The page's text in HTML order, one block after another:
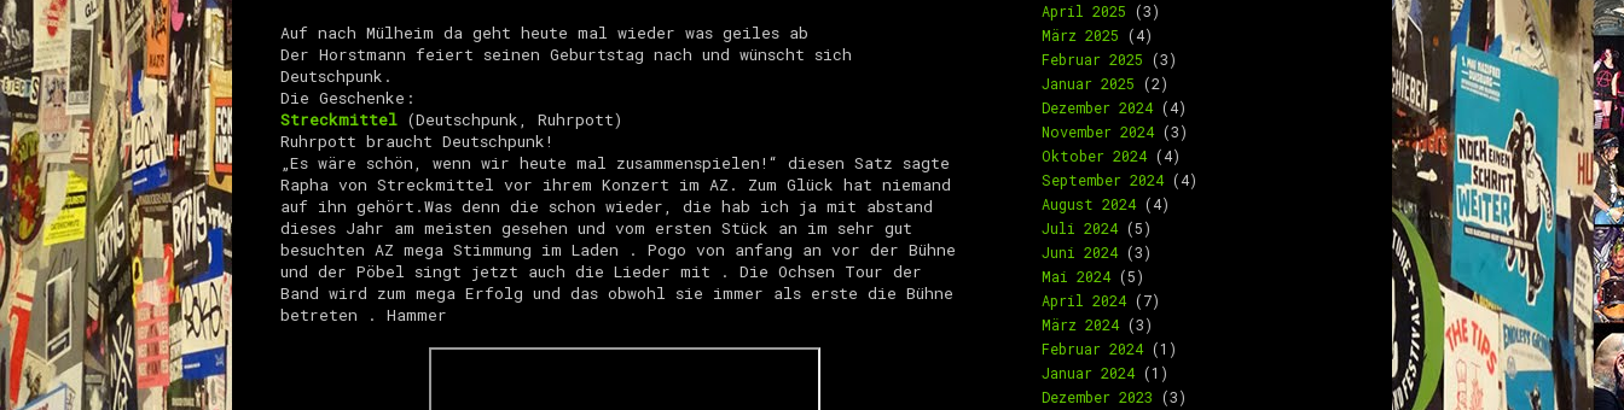
Auf nach Mülheim da geht heute mal wieder was geiles ab
Der Horstmann feiert seinen Geburtstag nach und wünscht sich
Deutschpunk.
Die Geschenke:
Streckmittel (Deutschpunk, Ruhrpott)
Ruhrpott braucht Deutschpunk!
„Es wäre schön, wenn wir heute mal zusammenspielen!“ diesen Satz sagte
Rapha von Streckmittel vor ihrem Konzert im AZ. Zum Glück hat niemand
auf ihn gehört.Was denn die schon wieder, die hab ich ja mit abstand
dieses Jahr am meisten gesehen und vom ersten Stück an im sehr gut
besuchten AZ mega Stimmung im Laden . Pogo von anfang an vor der Bühne
und der Pöbel singt jetzt auch die Lieder mit . Die Ochsen Tour der
Band wird zum mega Erfolg und das obwohl sie immer als erste die Bühne
betreten . Hammer
April 2025 (3)
März 2025 (4)
Februar 2025 (3)
Januar 2025 (2)
Dezember 2024(4)
November 2024(3)
Oktober 2024(4)
September 2024(4)
August 2024(4)
Juli 2024(5)
Juni 2024(3)
Mai 2024(5)
April 2024(7)
März 2024(3)
Februar 2024(1)
Januar 2024(1)
Dezember 2023 (3)